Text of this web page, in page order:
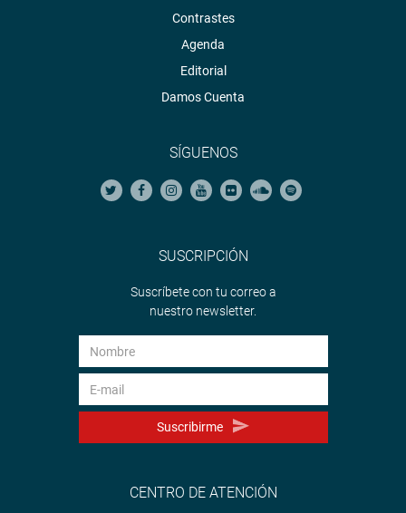
Contrastes
Agenda
Editorial
Damos Cuenta
SÍGUENOS
SUSCRIPCIÓN
Suscríbete con tu correo a
nuestro newsletter.
Suscribirme
CENTRO DE ATENCIÓN